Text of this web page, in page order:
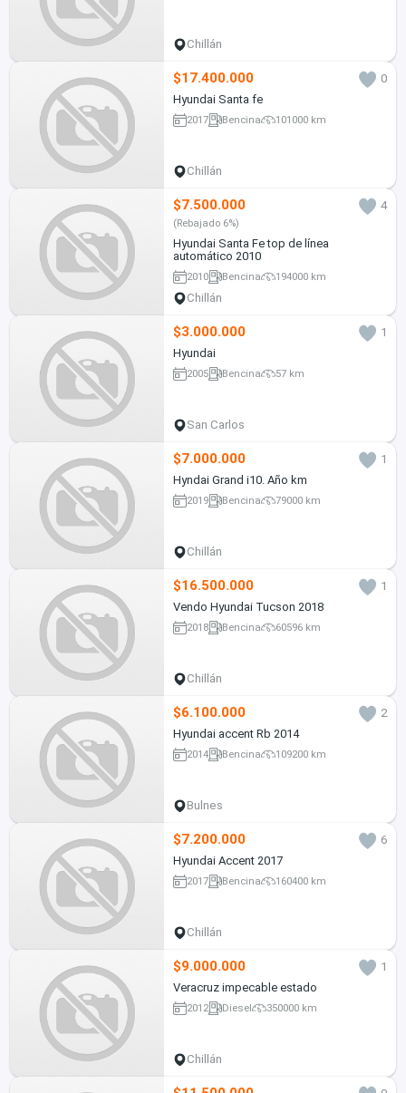
Chillán
$17.400.000
0
Hyundai Santa fe
2017 Bencina 101000 km
Chillán
$7.500.000 4
(Rebajado 6%)
Hyundai Santa Fe top de línea
automático 2010
2010 Bencina 194000 km
Chillán
$3.000.000
1
Hyundai
2005 Bencina 57 km
San Carlos
$7.000.000
1
Hyndai Grand i10. Año km
2019 Bencina 79000 km
Chillán
$16.500.000
1
Vendo Hyundai Tucson 2018
2018 Bencina 60596 km
Chillán
$6.100.000
2
Hyundai accent Rb 2014
2014 Bencina 109200 km
Bulnes
$7.200.000
6
Hyundai Accent 2017
2017 Bencina 160400 km
Chillán
$9.000.000
1
Veracruz impecable estado
2012 Diesel 350000 km
Chillán